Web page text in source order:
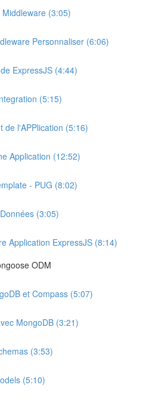
(3:05)
Personnaliser (6:06)
ExpressJS (4:44)
(5:15)
de l'APPlication (5:16)
Application (12:52)
- PUG (8:02)
(3:05)
Application ExpressJS (8:14)
ODM
et Compass (5:07)
MongoDB (3:21)
(3:53)
(5:10)